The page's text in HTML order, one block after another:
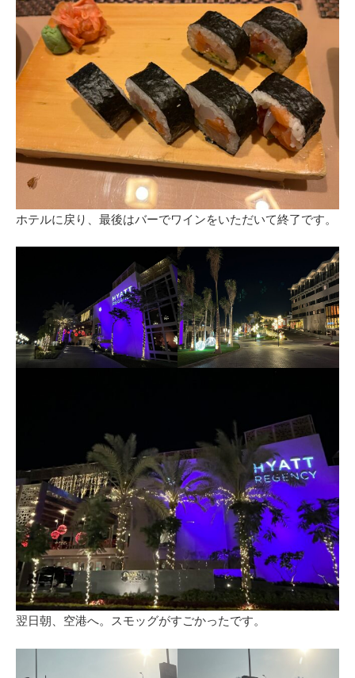
ホテルに戻り、最後はバーでワインをいただいて終了です。
翌日朝、空港へ。スモッグがすごかったです。